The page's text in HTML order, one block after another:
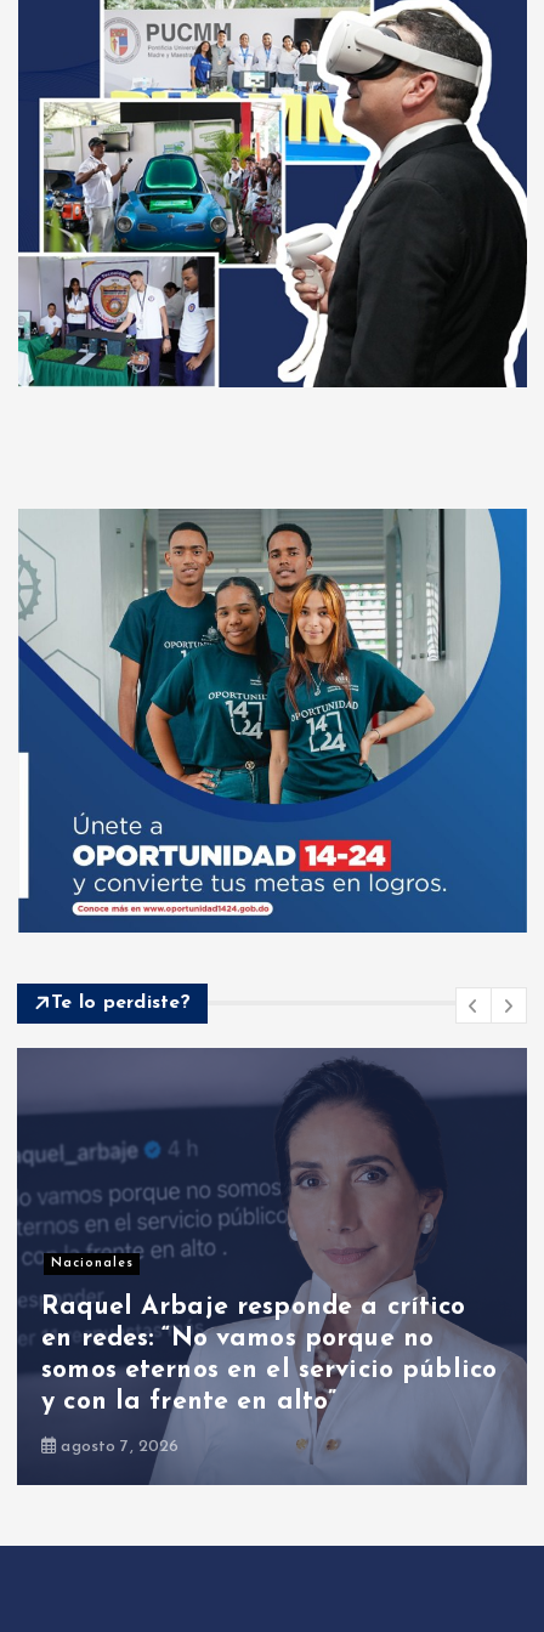
Te lo perdiste?
Nacionales
Abinader frente a nuevos rumores
de cambios: ¿habrá nombramientos
el 16 de agosto?
agosto 9, 2026